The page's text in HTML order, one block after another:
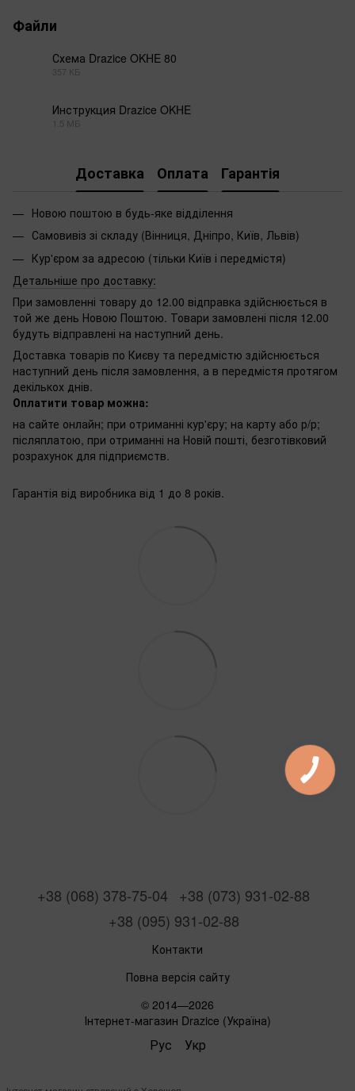
Файли
Схема Drazice OKHE 80
357 КБ
Инструкция Drazice OKHE
1.5 МБ
Доставка Оплата Гарантія
Новою поштою в будь-яке відділення
Самовивіз зі складу (Вінниця, Дніпро, Київ, Львів)
Кур'єром за адресою (тільки Київ і передмістя)
Детальніше про доставку:
При замовленні товару до 12.00 відправка здійснюється в
той же день Новою Поштою. Товари замовлені після 12.00
будуть відправлені на наступний день.
Доставка товарів по Києву та передмістю здійснюється
наступний день після замовлення, а в передмістя протягом
декількох днів.
Оплатити товар можна:
на сайте онлайн; при отриманні кур'єру; на карту або р/р;
післяплатою, при отриманні на Новій пошті, безготівковий
розрахунок для підприємств.
Гарантія від виробника від 1 до 8 років.
+38 (068) 378-75-04
+38 (073) 931-02-88
+38 (095) 931-02-88
Контакти
Повна версія сайту
© 2014—2026
Інтернет-магазин Drazice (Україна)
Рус Укр